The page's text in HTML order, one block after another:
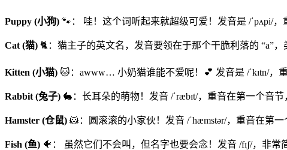
Puppy (小狗) 🐾： 哇！这个词听起来就超级可爱！发音是 /ˈpʌpi/，
Cat (猫) 🐈：猫主子的英文名，发音要领在于那个干脆利落的 “a”
Kitten (小猫) 🐱：awww… 小奶猫谁能不爱呢！💕 发音是 /ˈkɪtn/，
Rabbit (兔子) 🐇：长耳朵的萌物！发音 /ˈræbɪt/，重音在第一个音
Hamster (仓鼠) 🐹：圆滚滚的小家伙！发音 /ˈhæmstər/，重音在第
Fish (鱼) 🐠： 虽然它们不会叫，但名字也要会念！发音 /fɪʃ/，非常